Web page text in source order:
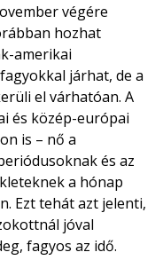
végére
hozhat
amerikai
járhat, de a
el várhatóan. A
és közép-európai
is – nő a
és az
a hónap
Ezt tehát azt jelenti,
jóval
fagyos az idő.